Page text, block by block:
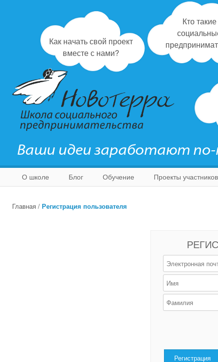
Как начать свой проект
вместе с нами?
Кто такие
Ваши идеи заработают
О школе Блог Обучение Проекты участников
Главная / Регистрация пользователя